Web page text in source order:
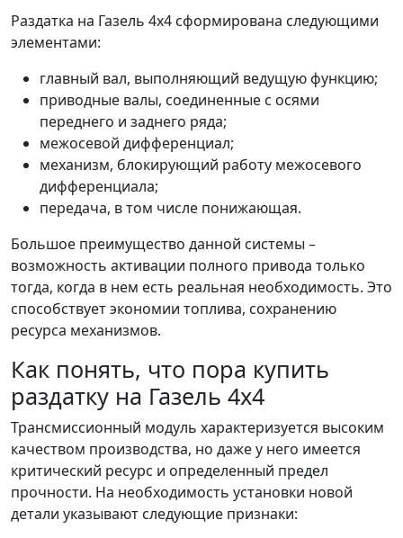
Раздатка на Газель 4х4 сформирована следующими
элементами:
главный вал, выполняющий ведущую функцию;
приводные валы, соединенные с осями
переднего и заднего ряда;
межосевой дифференциал;
механизм, блокирующий работу межосевого
дифференциала;
передача, в том числе понижающая.
Большое преимущество данной системы –
возможность активации полного привода только
тогда, когда в нем есть реальная необходимость. Это
способствует экономии топлива, сохранению
ресурса механизмов.
Как понять, что пора купить
раздатку на Газель 4х4
Трансмиссионный модуль характеризуется высоким
качеством производства, но даже у него имеется
критический ресурс и определенный предел
прочности. На необходимость установки новой
детали указывают следующие признаки: